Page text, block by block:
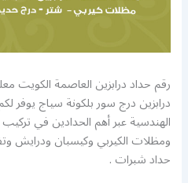
رقم حداد درابزين العاصمة الكويت
درابزين درج سور بلكونة سياج يوفر
الهندسية عبر أهم الحدادين في
ومظلات الكيربي وكيسبان ودرايش
حداد شبرات .